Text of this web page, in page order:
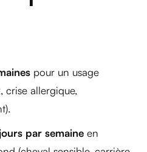
pour un usage
crise allergique,
par semaine en